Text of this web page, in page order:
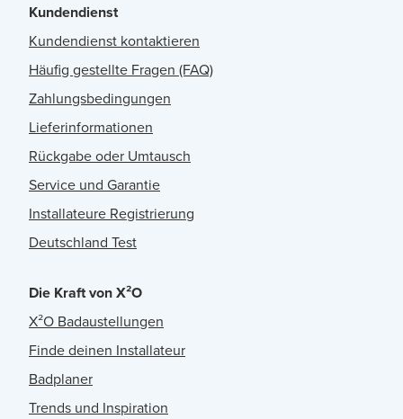
Kundendienst
Kundendienst kontaktieren
Häufig gestellte Fragen (FAQ)
Zahlungsbedingungen
Lieferinformationen
Rückgabe oder Umtausch
Service und Garantie
Installateure Registrierung
Deutschland Test
Die Kraft von X²O
X²O Badaustellungen
Finde deinen Installateur
Badplaner
Trends und Inspiration